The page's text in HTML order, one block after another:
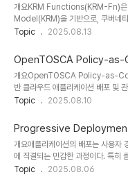
합니다.1. 개념 및 정의Flagd는
임으로서, 피처 플래그 데이터를 외
트가 이를 표준화된 인터페이스로
개요KRM Functions(KRM-Fn)
Model(KRM)을 기반으로, 쿠버네
기반으로 처리하고 조작할 수 있게
구성을 유지하면서도 프로그래머블
Fn은 특히 GitOps, DevOps, CI/
도구로 활용됩니다.1. 개념 및 정의
리소스를 함수(Function)로 처리할
인 형태로 여러 개의 함수를 순차 적
Topic 2025.08.13
OpenTOSCA Policy-as-
개요OpenTOSCA Policy-as-
반 클라우드 애플리케이션 배포 및
임워크입니다. 코드로 정의된 정
및 GitOps 환경에서 클라우드 거버
목받고 있습니다.1. 개념 및 정의
스템에서 TOSCA YAML 문법을 기
실행하는 체계를 말합니다. 이를 통
장, 보안 등 다양한 요구사항을 선언
Topic 2025.08.10
Progressive
개요애플리케이션의 배포는 사용자
에 직결되는 민감한 과정이다. 특히
배포(Continuous Delivery)가 확산
Topic 2025.08.06